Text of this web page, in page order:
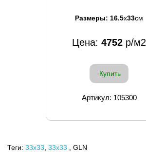
Размеры: 16.5x33см
Цена: 4752 р/м2
Купить
Артикул: 105300
Теги: 33x33 33х33 , GLN